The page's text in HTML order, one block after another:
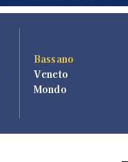
Bassano
Veneto
Mondo